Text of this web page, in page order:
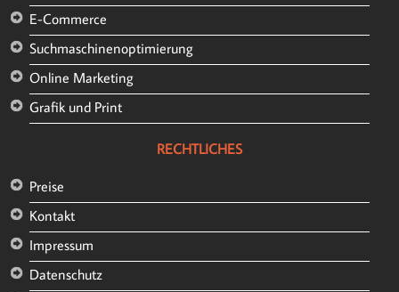
E-Commerce
Suchmaschinenoptimierung
Online Marketing
Grafik und Print
RECHTLICHES
Preise
Kontakt
Impressum
Datenschutz